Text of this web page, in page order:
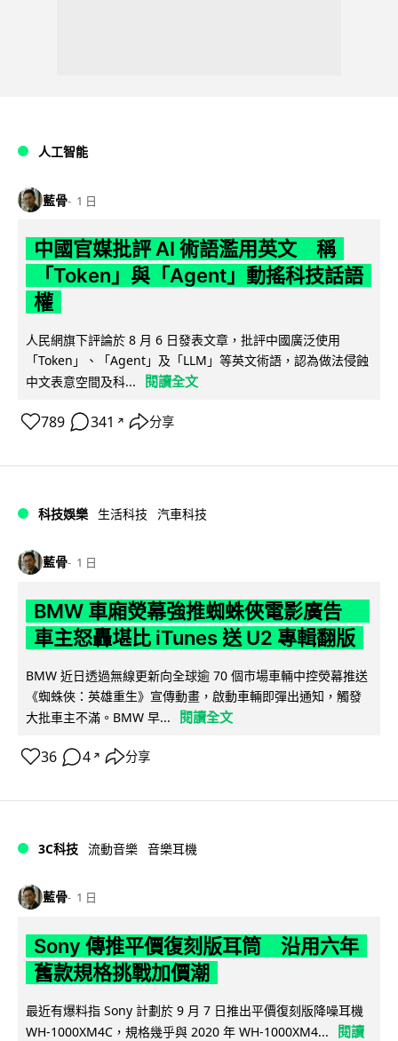
人工智能
藍骨 1 日
中國官媒批評 AI 術語濫用英文 稱
「Token」與「Agent」動搖科技話語
權
人民網旗下評論於 8 月 6 日發表文章，批評中國廣泛使用
「Token」、「Agent」及「LLM」等英文術語，認為做法侵蝕
中文表意空間及科...
閱讀全文
789 341 ↗ 分享
科技娛樂 生活科技 汽車科技
藍骨 1 日
BMW 車廂熒幕強推蜘蛛俠電影廣告
車主怒轟堪比 iTunes 送 U2 專輯翻版
BMW 近日透過無線更新向全球逾 70 個市場車輛中控熒幕推送
《蜘蛛俠：英雄重生》宣傳動畫，啟動車輛即彈出通知，觸發
大批車主不滿。BMW 早...
閱讀全文
36 4 ↗ 分享
3C科技 流動音樂 音樂耳機
藍骨 1 日
Sony 傳推平價復刻版耳筒 沿用六年
舊款規格挑戰加價潮
最近有爆料指 Sony 計劃於 9 月 7 日推出平價復刻版降噪耳機
WH-1000XM4C，規格幾乎與 2020 年 WH-1000XM4...
閱讀